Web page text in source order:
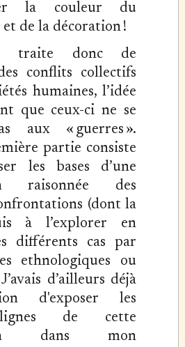
la couleur du
de la décoration !
traite donc de
conflits collectifs
humaines, l’idée
que ceux-ci ne se
aux « guerres ».
partie consiste
les bases d’une
raisonnée des
(dont la
à l’explorer en
différents cas par
ethnologiques ou
d’ailleurs déjà
d'exposer les
de cette
dans mon